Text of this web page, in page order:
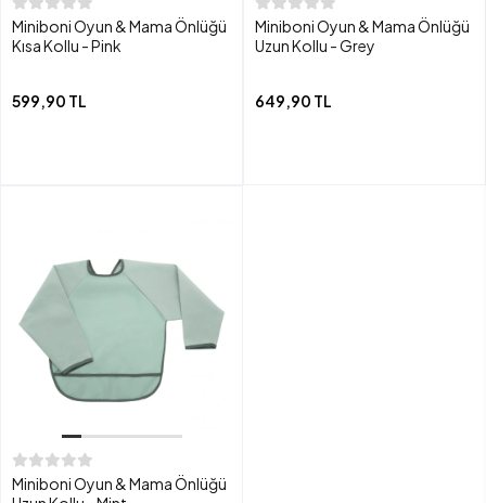
Miniboni Oyun & Mama Önlüğü
Kısa Kollu - Pink
599,90 TL
Miniboni Oyun & Mama Önlüğü
Uzun Kollu - Grey
649,90 TL
Miniboni Oyun & Mama Önlüğü